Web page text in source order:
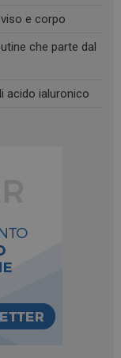
e corpo
che parte dal
acido ialuronico